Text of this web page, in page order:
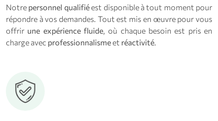
Notre personnel qualifiéest disponible à tout moment pour
répondre à vos demandes. Tout est mis en œuvre pour vous
offrir une expérience fluide , où chaque besoin est pris en
charge avec professionnalisme et réactivité